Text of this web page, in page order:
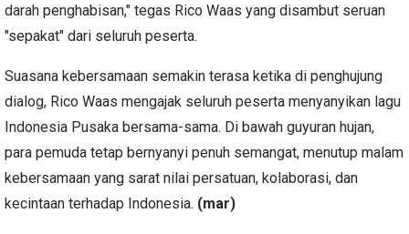
darah penghabisan," tegas Rico Waas yang disambut seruan
"sepakat" dari seluruh peserta.
Suasana kebersamaan semakin terasa ketika di penghujung
dialog, Rico Waas mengajak seluruh peserta menyanyikan lagu
Indonesia Pusaka bersama-sama. Di bawah guyuran hujan,
para pemuda tetap bernyanyi penuh semangat, menutup malam
kebersamaan yang sarat nilai persatuan, kolaborasi, dan
kecintaan terhadap Indonesia. (mar)